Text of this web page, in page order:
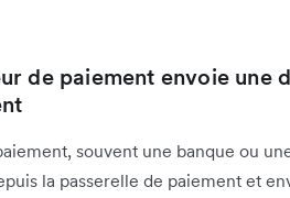
de paiement envoie une
souvent une banque ou
la passerelle de paiement et